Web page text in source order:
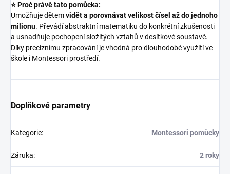
⭐ Proč právě tato pomůcka:
Umožňuje dětemvidět a porovnávat velikost čísel až do jednoho
milionu. Převádí abstraktní matematiku do konkrétní zkušenosti
a usnadňuje pochopení složitých vztahů v desítkové soustavě.
Díky preciznímu zpracování je vhodná pro dlouhodobé využití ve
škole i Montessori prostředí.
Doplňkové parametry
Kategorie: Montessori pomůcky
Záruka: 2 roky